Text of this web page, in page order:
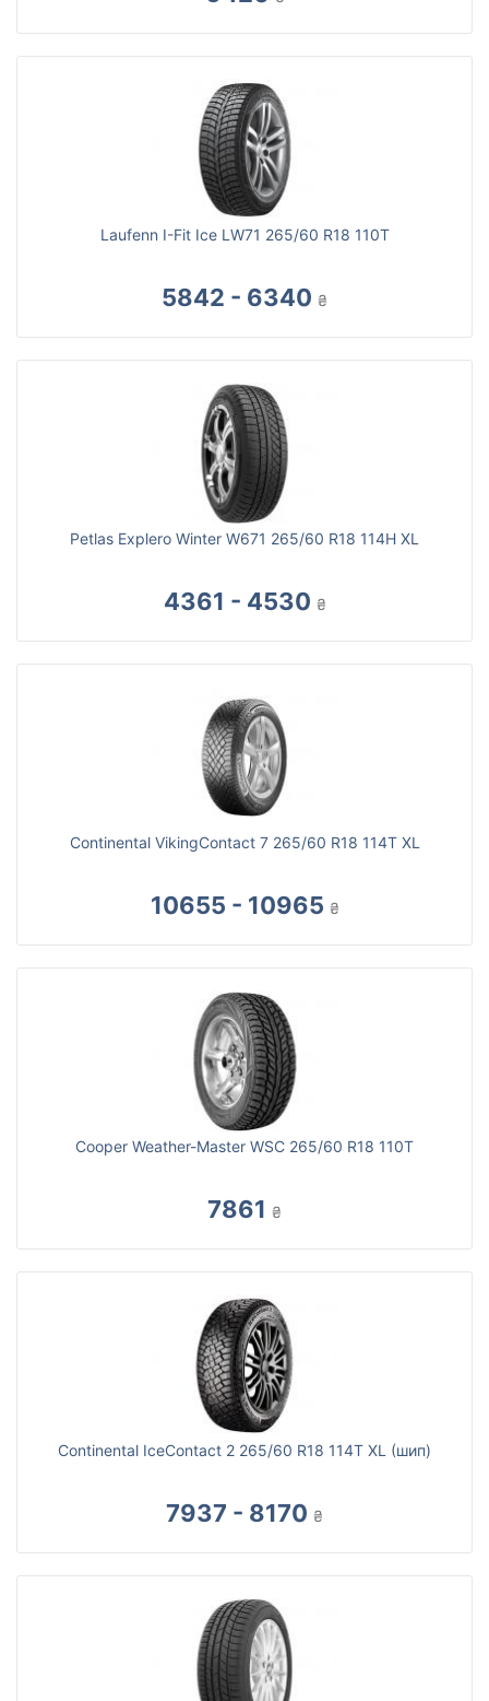
Laufenn I-Fit Ice LW71 265/60 R18 110T
5842 - 6340 ₴
Petlas Explero Winter W671 265/60 R18 114H XL
4361 - 4530 ₴
Continental VikingContact 7 265/60 R18 114T XL
10655 - 10965 ₴
Cooper Weather-Master WSC 265/60 R18 110T
7861 ₴
Continental IceContact 2 265/60 R18 114T XL (шип)
7937 - 8170 ₴